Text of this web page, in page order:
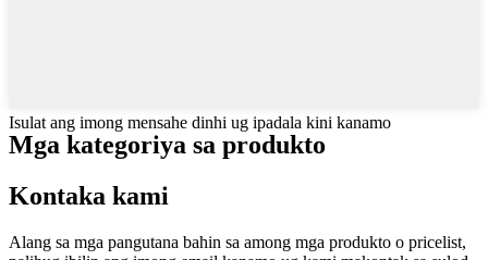
Isulat ang imong mensahe dinhi ug ipadala kini kanamo
Mga kategoriya sa produkto
Kontaka kami
Alang sa mga pangutana bahin sa among mga produkto o pricelist,